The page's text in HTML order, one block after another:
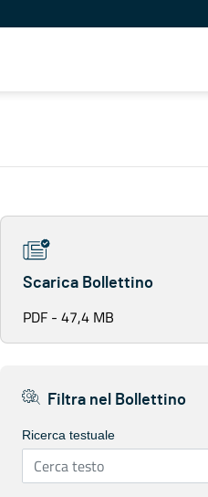
Scarica Bollettino
PDF - 47,4 MB
Filtra nel Bollettino
Ricerca testuale